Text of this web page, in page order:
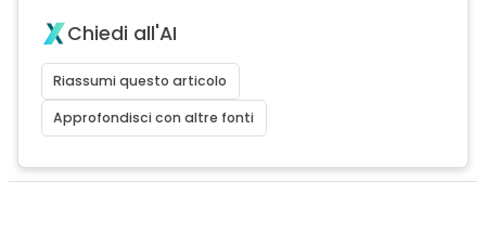
Chiedi all'AI
Riassumi questo articolo
Approfondisci con altre fonti